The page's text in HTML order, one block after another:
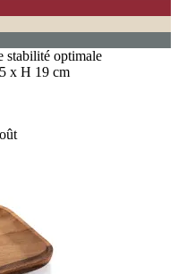
stabilité optimale
x H 19 cm